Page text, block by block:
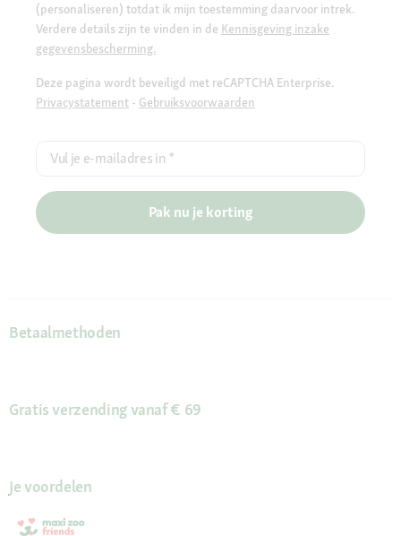
(personaliseren) totdat ik mijn toestemming daarvoor intrek.
Verdere details zijn te vinden in de Kennisgeving inzake
gegevensbescherming.
Deze pagina wordt beveiligd met reCAPTCHA Enterprise.
Privacystatement - Gebruiksvoorwaarden
Vul je e-mailadres in *
Pak nu je korting
Betaalmethoden
Gratis verzending vanaf € 69
Je voordelen